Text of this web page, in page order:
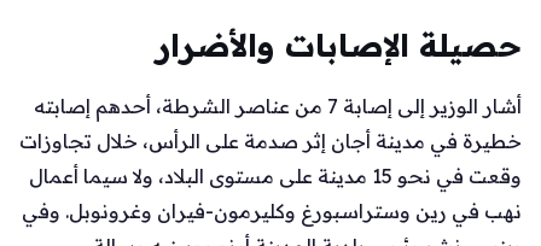
حصيلة الإصابات والأضرار
أشار الوزير إلى إصابة 7 من عناصر الشرطة، أحدهم إصابته
خطيرة في مدينة أجان إثر صدمة على الرأس، خلال تجاوزات
وقعت في نحو 15 مدينة على مستوى البلاد، ولا سيما أعمال
نهب في رين وستراسبورغ وكليرمون-فيران وغرونوبل. وفي